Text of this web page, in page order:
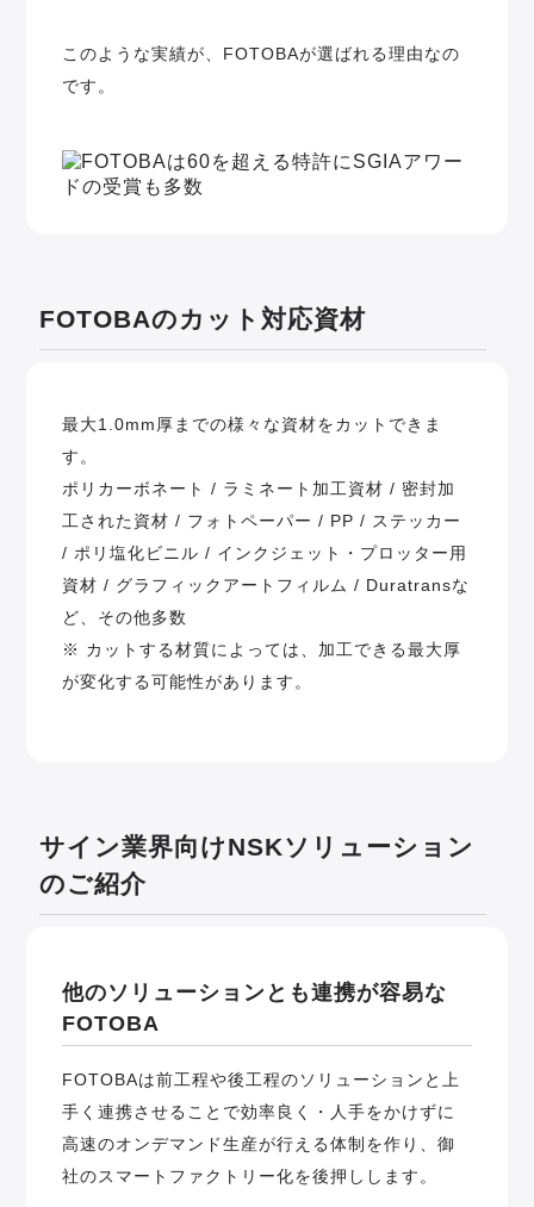
このような実績が、FOTOBAが選ばれる理由なの
です。
FOTOBAのカット対応資材
最大1.0mm厚までの様々な資材をカットできま
す。
ポリカーボネート / ラミネート加工資材 / 密封加
工された資材 / フォトペーパー / PP / ステッカー
/ ポリ塩化ビニル / インクジェット・プロッター用
資材 / グラフィックアートフィルム / Duratransな
ど、その他多数
※ カットする材質によっては、加工できる最大厚
が変化する可能性があります。
サイン業界向けNSKソリューション
のご紹介
他のソリューションとも連携が容易な
FOTOBA
FOTOBAは前工程や後工程のソリューションと上
手く連携させることで効率良く・人手をかけずに
高速のオンデマンド生産が行える体制を作り、御
社のスマートファクトリー化を後押しします。